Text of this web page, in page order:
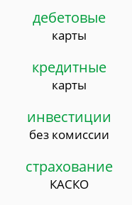
дебетовые
карты
кредитные
карты
инвестиции
без комиссии
страхование
КАСКО